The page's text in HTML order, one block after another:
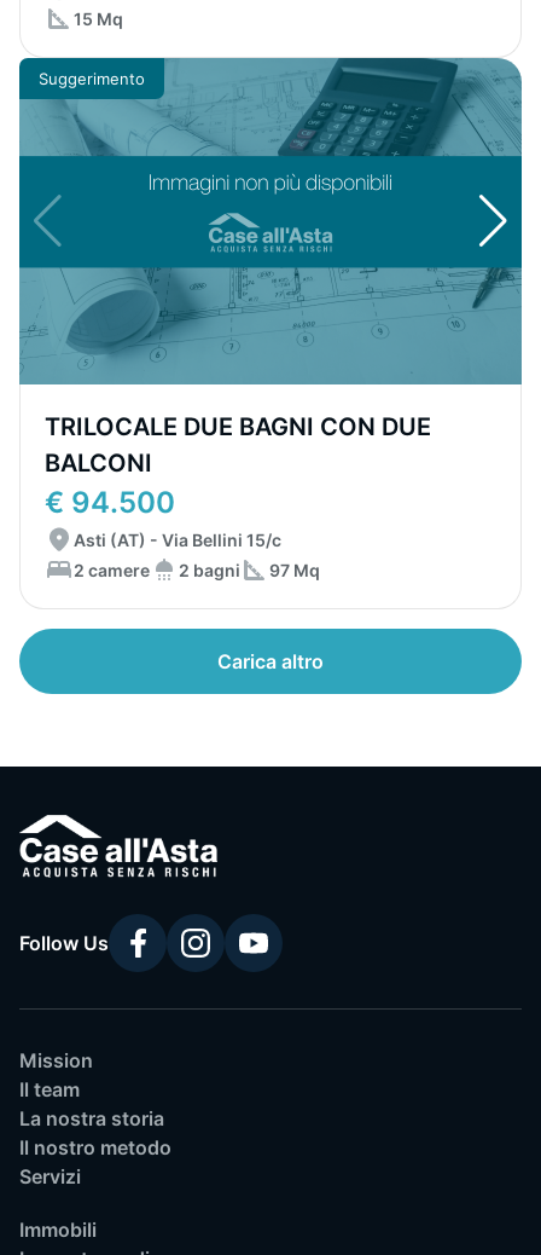
15 Mq
Suggerimento
TRILOCALE DUE BAGNI CON DUE
BALCONI
€ 94.500
Asti (AT) - Via Bellini 15/c
2 camere
2 bagni 97 Mq
Carica altro
Follow Us
Mission
Il team
La nostra storia
Il nostro metodo
Servizi
Immobili